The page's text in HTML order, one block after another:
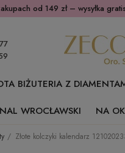
od 149 zł – wysyłka
BIŻUTERIA Z
WROCŁAWSKI NA
Złote kolczyki kalendarz